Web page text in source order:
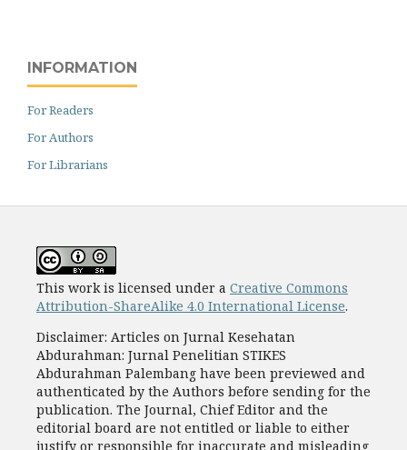
INFORMATION
For Readers
For Authors
For Librarians
This work is licensed under a Creative Commons
Attribution-ShareAlike 4.0 International License.
Disclaimer: Articles on Jurnal Kesehatan
Abdurahman: Jurnal Penelitian STIKES
Abdurahman Palembang have been previewed and
authenticated by the Authors before sending for the
publication. The Journal, Chief Editor and the
editorial board are not entitled or liable to either
justify or responsible for inaccurate and misleading